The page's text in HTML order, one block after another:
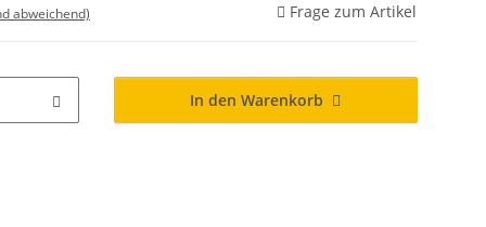
abweichend) Frage zum Artikel
In den Warenkorb